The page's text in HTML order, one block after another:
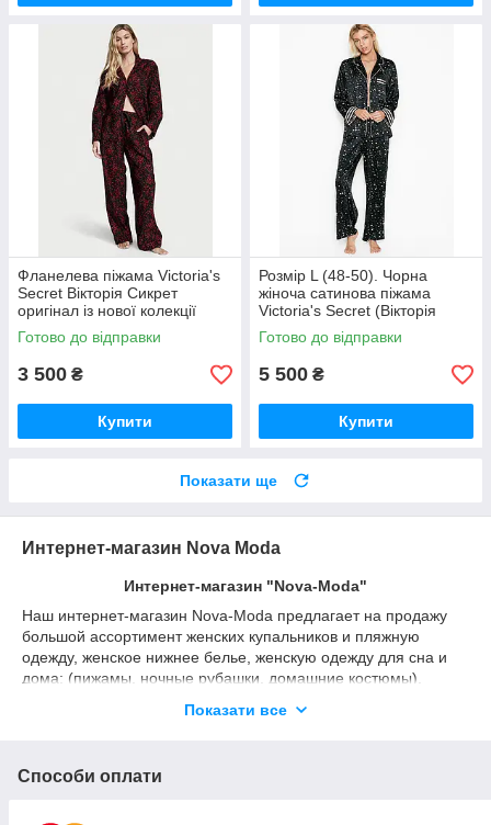
Фланелева піжама Victoria's
Secret Вікторія Сикрет
оригінал із нової колекції
яскраві серця. Розмір М
Готово до відправки
3 500 ₴
Купити
Розмір L (48-50). Чорна
жіноча сатинова піжама
Victoria's Secret (Вікторія
Сікрет) оригінал, США
Готово до відправки
5 500 ₴
Купити
Показати ще
Интернет-магазин Nova Moda
Интернет-магазин "Nova-Moda"
Наш интернет-магазин Nova-Moda предлагает на продажу
большой ассортимент женских купальников и пляжную
одежду, женское нижнее белье, женскую одежду для сна и
дома: (пижамы, ночные рубашки, домашние костюмы),
можете найти эксклюзивную брендовую женскую пижамы от
Интернет-магазин
Показати все
Способи оплати